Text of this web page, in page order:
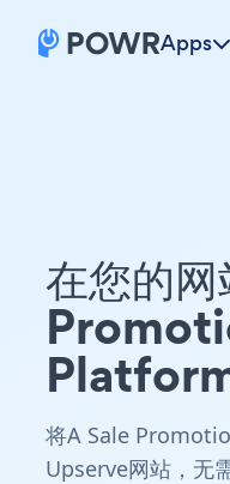
Apps
在您的
将A Sale
Upserve网站，无